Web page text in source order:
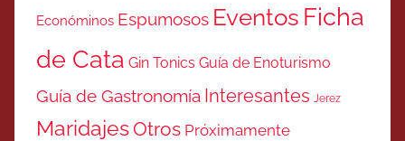
Económinos Espumosos Eventos Ficha
de Cata Gin Tonics Guía de Enoturismo
Guía de Gastronomía Interesantes Jerez
MaridajesOtros Próximamente